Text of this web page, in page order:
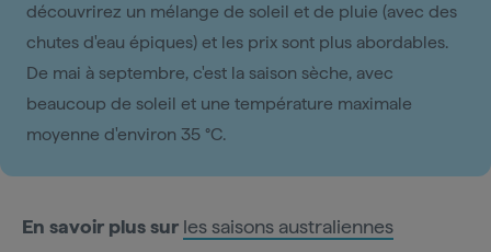
découvrirez un mélange de soleil et de pluie (avec des
chutes d'eau épiques) et les prix sont plus abordables.
De mai à septembre, c'est la saison sèche, avec
beaucoup de soleil et une température maximale
moyenne d'environ 35 °C.
En savoir plus sur les saisons australiennes